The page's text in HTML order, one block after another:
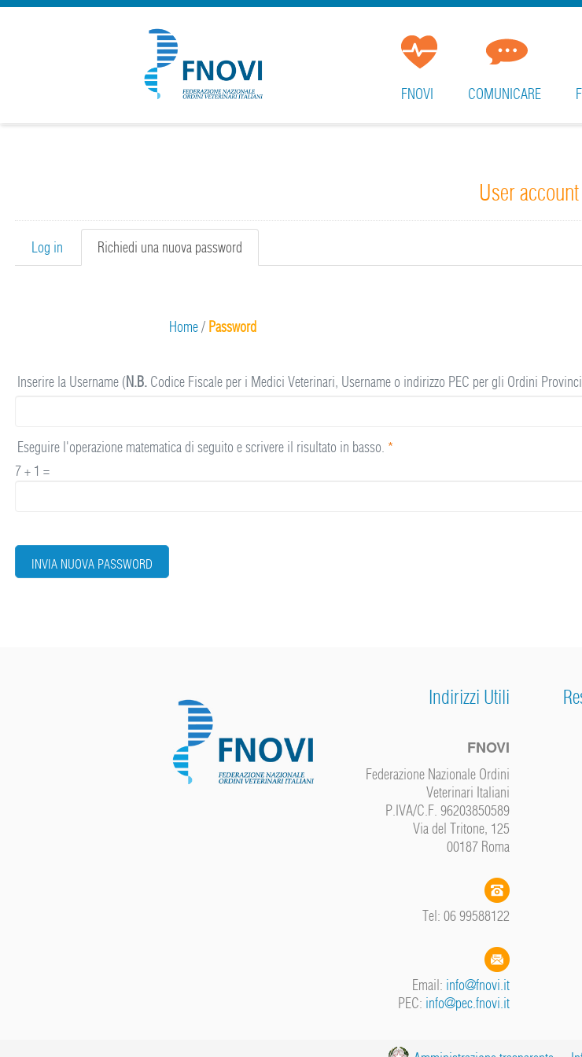
FNOVI COMUNICARE
User account
Primary tabs
Log in Richiedi una nuova password
tab)
Home/ Password
Inserire la Username (N.B. Codice Fiscale per i Medici Veterinari, Username o indirizzo PEC per gli Ordini
Eseguire l'operazione matematica di seguito e scrivere il risultato in basso. *
7 + 1 =
INVIA NUOVA PASSWORD
Indirizzi Utili
FNOVI
Federazione Nazionale Ordini
Veterinari Italiani
P.IVA/C.F. 96203850589
Via del Tritone, 125
00187 Roma
Tel: 06 99588122
Email: info@fnovi.it
PEC: info@pec.fnovi.it